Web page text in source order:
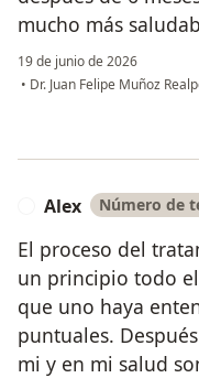
mucho más
19 de junio de 2026
• Dr. Juan Felipe Muñoz
Alex Número de
El proceso del
un principio todo
que uno haya
puntuales.
mi y en mi salud